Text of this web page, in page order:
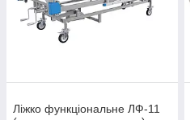
Ліжко функціональне ЛФ-11